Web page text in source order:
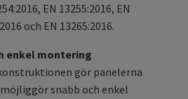
EN 13255:2016, EN
och EN 13265:2016.
enkel montering
gör panelerna
snabb och enkel